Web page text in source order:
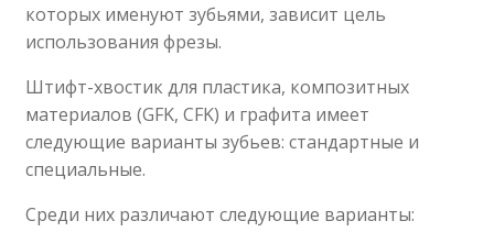
которых именуют зубьями, зависит цель
использования фрезы.
Штифт-хвостик для пластика, композитных
материалов (GFK, CFK) и графита имеет
следующие варианты зубьев: стандартные и
специальные.
Среди них различают следующие варианты: